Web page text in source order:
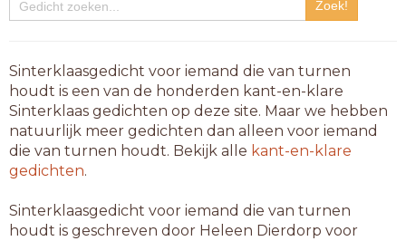
Sinterklaasgedicht voor iemand die van turnen
houdt is een van de honderden kant-en-klare
Sinterklaas gedichten op deze site. Maar we hebben
natuurlijk meer gedichten dan alleen voor iemand
die van turnen houdt. Bekijk alle kant-en-klare
gedichten.
Sinterklaasgedicht voor iemand die van turnen
houdt is geschreven door Heleen Dierdorp voor